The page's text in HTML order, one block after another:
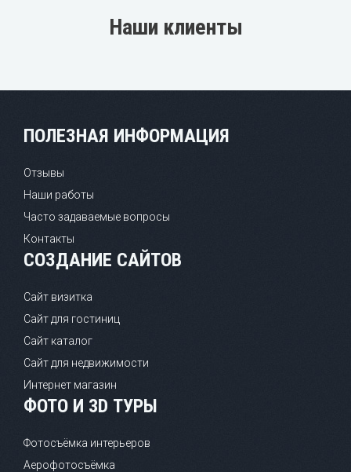
Наши клиенты
ПОЛЕЗНАЯ ИНФОРМАЦИЯ
Отзывы
Наши работы
Часто задаваемые вопросы
Контакты
СОЗДАНИЕ САЙТОВ
Сайт визитка
Сайт для гостиниц
Сайт каталог
Сайт для недвижимости
Интернет магазин
ФОТО И 3D ТУРЫ
Фотосъёмка интерьеров
Аерофотосъёмка